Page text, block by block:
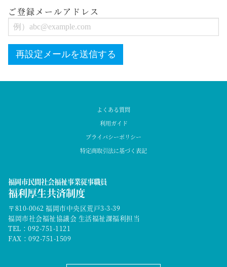
ご登録メールアドレス
よくある質問
利用ガイド
プライバシーポリシー
特定商取引法に基づく表記
福岡市民間社会福祉事業従事職員
福利厚生共済制度
〒810-0062 福岡市中央区荒戸3-3-39
福岡市社会福祉協議会 生活福祉課福利担当
TEL： 092-751-1121
FAX：092-751-1509